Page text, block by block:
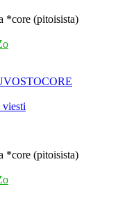
*core (pitoisista)
viesti
*core (pitoisista)